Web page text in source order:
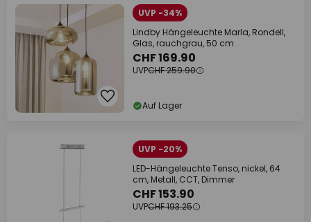
UVP -34%
Lindby Hängeleuchte Marla, Rondell,
Glas, rauchgrau, 50 cm
CHF 169.90
UVPCHF 259.90
Auf Lager
UVP -20%
LED-Hängeleuchte Tenso, nickel, 64
cm, Metall, CCT, Dimmer
CHF 153.90
UVPCHF 193.25